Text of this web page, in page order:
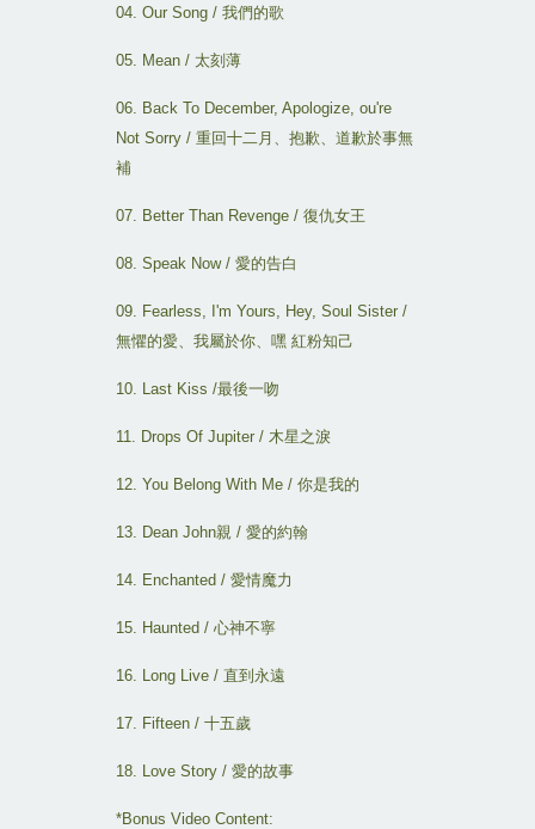
04. Our Song / 我們的歌
05. Mean / 太刻薄
06. Back To December, Apologize, ou're
Not Sorry / 重回十二月 、 抱歉、 道歉於事無
補
07. Better Than Revenge / 復仇女王
08. Speak Now / 愛的告白
09. Fearless, I'm Yours, Hey, Soul Sister /
無懼的愛、 我屬於你、 嘿 紅粉知己
10. Last Kiss /最後一吻
11. Drops Of Jupiter / 木星之淚
12. You Belong With Me / 你是我的
13. Dean John親/ 愛的約翰
14. Enchanted / 愛情魔力
15. Haunted / 心神不寧
16. Long Live / 直到永遠
17. Fifteen / 十五歲
18. Love Story / 愛的故事
*Bonus Video Content: